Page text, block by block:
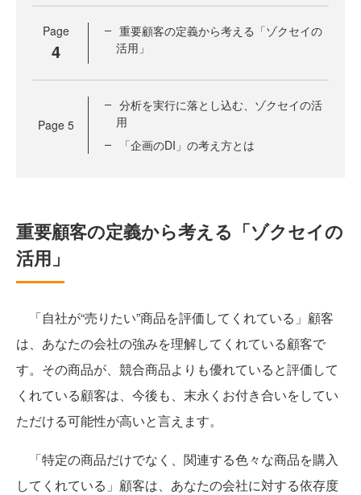
Page
4
重要顧客の定義から考える「ゾクセイの
活用」
Page 5
分析を実行に落とし込む、ゾクセイの活
用
「企画のDI」の考え方とは
重要顧客の定義から考える「ゾクセイの
活用」
「自社が“売りたい”商品を評価してくれている」顧客
は、あなたの会社の強みを理解してくれている顧客で
す。その商品が、競合商品よりも優れていると評価して
くれている顧客は、今後も、末永くお付き合いをしてい
ただける可能性が高いと言えます。
「特定の商品だけでなく、関連する色々な商品を購入
してくれている」顧客は、あなたの会社に対する依存度